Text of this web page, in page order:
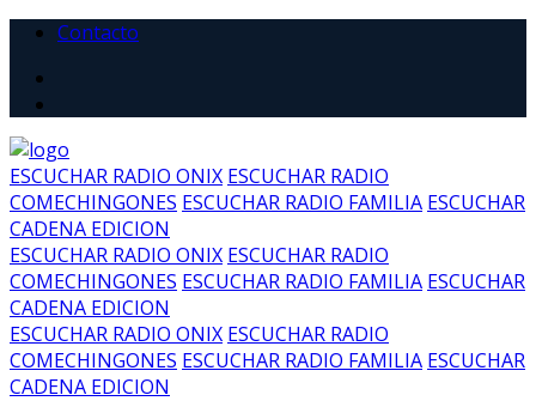
Contacto
ESCUCHAR RADIO ONIX ESCUCHAR RADIO
COMECHINGONES ESCUCHAR RADIO FAMILIA ESCUCHAR
CADENA EDICION
ESCUCHAR RADIO ONIX ESCUCHAR RADIO
COMECHINGONES ESCUCHAR RADIO FAMILIA ESCUCHAR
CADENA EDICION
ESCUCHAR RADIO ONIX ESCUCHAR RADIO
COMECHINGONES ESCUCHAR RADIO FAMILIA ESCUCHAR
CADENA EDICION